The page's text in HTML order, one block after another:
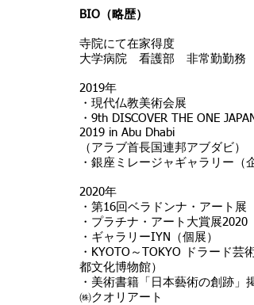
BIO（略歴）
寺院にて在家得度
大学病院 看護部 非常勤勤務
2019年
・現代仏教美術会展
・9th DISCOVER THE ONE
2019 in Abu Dhabi
（アラブ首長国連邦アブダビ）
・銀座ミレージャギャラリー（
2020年
・第16回ベラドンナ・アート
・プラチナ・アート大賞展
・ギャラリーIYN（個展）
・KYOTO～TOKYO ドラード芸
都文化博物館）
・美術書籍「日本藝術の創跡
㈱クオリアート